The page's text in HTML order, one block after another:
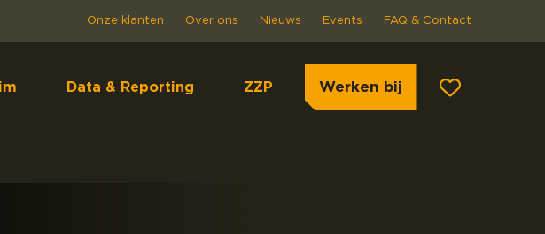
Onze klanten Over ons Nieuws Events FAQ & Contact
Data & Reporting ZZP Werken bij